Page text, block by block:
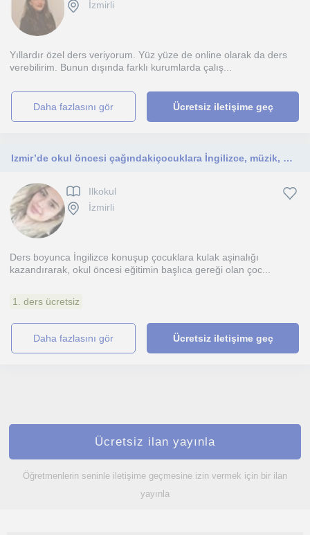
İzmirli
Yıllardır özel ders veriyorum. Yüz yüze de online olarak da ders
verebilirim. Bunun dışında farklı kurumlarda çalış...
daha fazlasını gör Ücretsiz iletişime geç
Izmir’de okul öncesi çağındakiçocuklara İngilizce, müzik, matematik, kodlama vb eğitimleri sunan, 2 yıllık deneyime sahip öğretmen
Ilkokul
İzmirli
Ders boyunca İngilizce konuşup çocuklara kulak aşinalığı
kazandırarak, okul öncesi eğitimin başlıca gereği olan çoc...
1. ders ücretsiz
daha fazlasını gör Ücretsiz iletişime geç
Ücretsiz ilan yayınla
Öğretmenlerin seninle iletişime geçmesine izin vermek için bir ilan
yayınla